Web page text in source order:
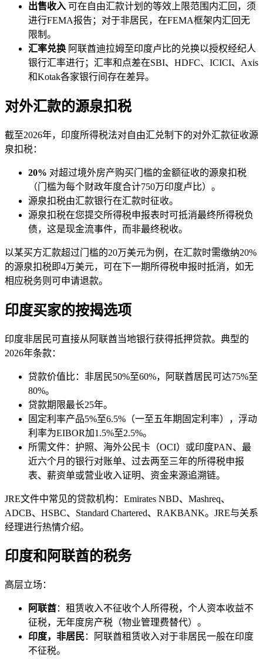
出售收入 可在自由汇款计划的等效上限范围内汇回，须
进行FEMA报告；对于非居民，在FEMA框架内汇回无
限制。
汇率兑换 阿联酋迪拉姆至印度卢比的兑换以授权经纪人
银行汇率进行；汇率和点差在SBI、HDFC、ICICI、Axis
和Kotak各家银行间存在差异。
对外汇款的源泉扣税
截至2026年，印度所得税法对自由汇兑制下的对外汇款征收源
泉扣税：
20% 对超过境外房产购买门槛的金额征收的源泉扣税
（门槛为每个财政年度合计750万印度卢比）。
源泉扣税由汇款银行在汇款时征收。
源泉扣税在您提交所得税申报表时可抵消最终所得税负
债，这是现金流事件，而非最终税收。
以某买方汇款超过门槛的20万美元为例，在汇款时需缴纳20%
的源泉扣税即4万美元，可在下一期所得税申报时抵消，如无
相应税务则可申请退款。
印度买家的按揭选项
印度非居民可直接从阿联酋当地银行获得抵押贷款。典型的
2026年条款：
贷款价值比：非居民50%至60%，阿联酋居民可达75%至
80%。
贷款期限最长25年。
固定利率产品5%至6.5%（一至五年期固定利率），浮动
利率为EIBOR加1.5%至2.5%。
所需文件：护照、海外公民卡（OCI）或印度PAN、最
近六个月的银行对账单、过去两至三年的所得税申报
表、薪资单或营业收入证明、资金来源追溯链。
JRE文件中常见的贷款机构：Emirates NBD、Mashreq、
ADCB、HSBC、Standard Chartered、RAKBANK。JRE与关系
经理进行热情介绍。
印度和阿联酋的税务
高层立场：
阿联酋：租赁收入不征收个人所得税，个人资本收益不
征税，无年度房产税（物业管理费替代）。
印度，非居民：阿联酋租赁收入对于非居民一般在印度
不征税。